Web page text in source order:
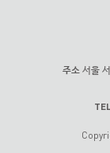
주소 서울